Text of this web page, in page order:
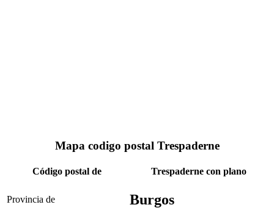
Mapa codigo postal Trespaderne
Código postal de Trespaderne con plano
Provincia de Burgos